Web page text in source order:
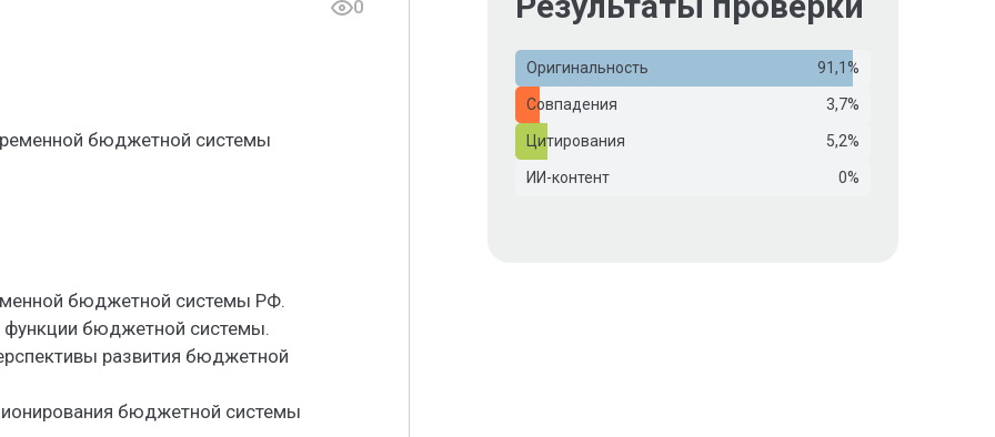
0
бюджетной системы
бюджетной системы РФ.
бюджетной системы.
развития бюджетной
бюджетной системы
Оригинальность 91,1%
Совпадения 3,7%
Цитирования 5,2%
ИИ-контент 0%